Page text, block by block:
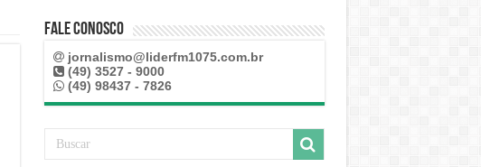
Fale Conosco
jornalismo@liderfm1075.com.br
(49) 3527 - 9000
(49) 98437 - 7826